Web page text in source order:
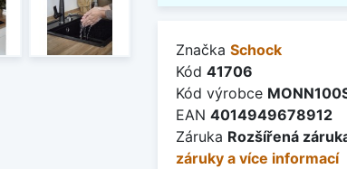
Značka Schock
Kód 41706
Kód výrobce
EAN 4014949678912
Záruka Rozšířená
záruky a více informací